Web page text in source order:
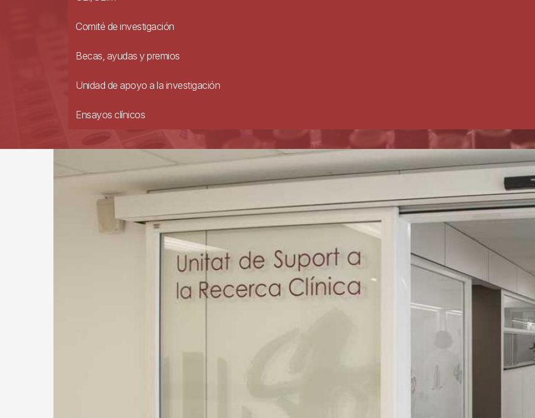
Comité de investigación
Becas, ayudas y premios
Unidad de apoyo a la investigación
Ensayos clínicos